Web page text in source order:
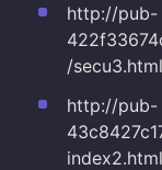
http://pub-
/secu3.html
http://pub-
index2.html